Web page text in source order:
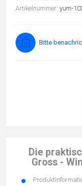
Artikelnummer: yum-
Bitte
Die
Gross -